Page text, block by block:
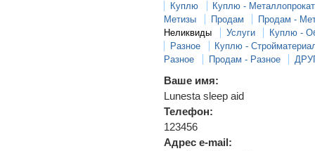
Куплю
Куплю - Металлопрокат
Метизы
Продам
Продам -
Неликвиды
Услуги
Куплю -
Разное
Куплю -
Разное
Продам - Разное
Ваше имя:
Lunesta sleep aid
Телефон:
123456
Адрес e-mail: